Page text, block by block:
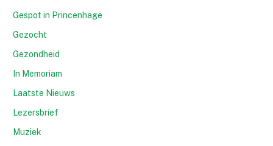
Gespot in Princenhage
Gezocht
Gezondheid
In Memoriam
Laatste Nieuws
Lezersbrief
Muziek